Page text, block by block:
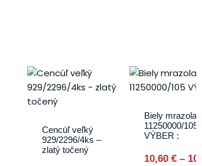
Cencúľ veľký
929/2296/4ks –
zlatý točený
Biely mrazolak
11250000/105
VÝBER :
10,60 € –